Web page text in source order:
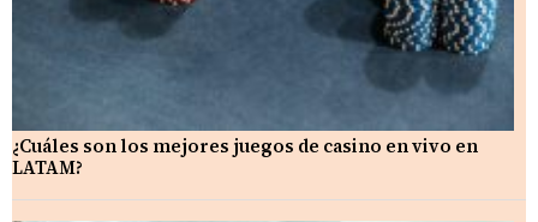
¿Cuáles son los mejores juegos de casino en vivo en
LATAM?